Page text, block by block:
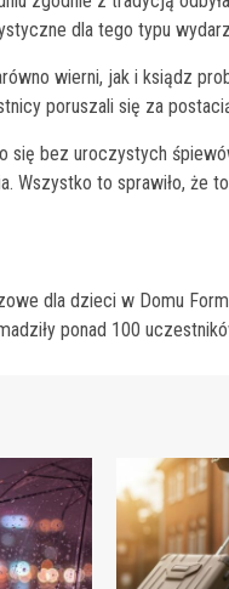
dla tego typu
wierni, jak i ksiądz
poruszali się za
się bez uroczystych
Wszystko to sprawiło, że
dla dzieci w Domu
ponad 100